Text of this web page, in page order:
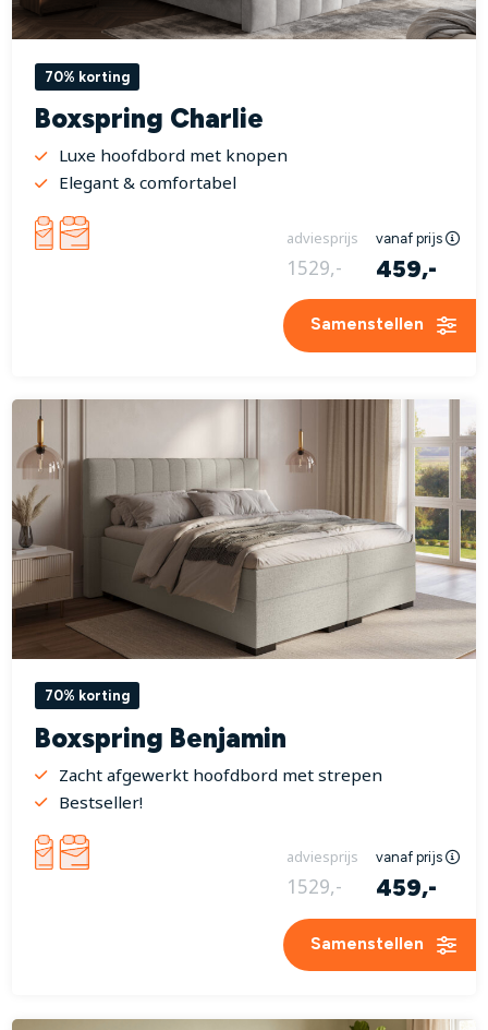
70% korting
Boxspring Charlie
Luxe hoofdbord met knopen
Elegant & comfortabel
adviesprijs vanaf prijs
1529,- 459,-
Samenstellen
70% korting
Boxspring Benjamin
Zacht afgewerkt hoofdbord met strepen
Bestseller!
adviesprijs vanaf prijs
1529,- 459,-
Samenstellen